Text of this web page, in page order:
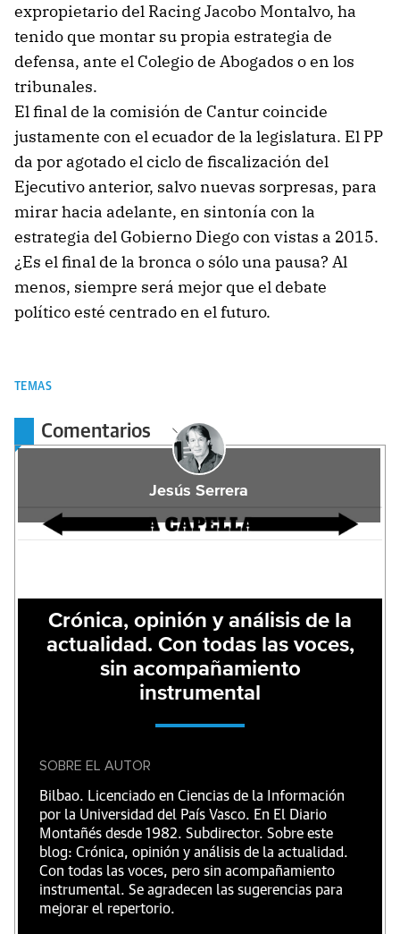
expropietario del Racing Jacobo Montalvo, ha
tenido que montar su propia estrategia de
defensa, ante el Colegio de Abogados o en los
tribunales.
El final de la comisión de Cantur coincide
justamente con el ecuador de la legislatura. El PP
da por agotado el ciclo de fiscalización del
Ejecutivo anterior, salvo nuevas sorpresas, para
mirar hacia adelante, en sintonía con la
estrategia del Gobierno Diego con vistas a 2015.
¿Es el final de la bronca o sólo una pausa? Al
menos, siempre será mejor que el debate
político esté centrado en el futuro.
TEMAS
Comentarios
Jesús Serrera
Crónica, opinión y análisis de la
actualidad. Con todas las voces,
sin acompañamiento
instrumental
SOBRE EL AUTOR
Bilbao. Licenciado en Ciencias de la Información
por la Universidad del País Vasco. En El Diario
Montañés desde 1982. Subdirector. Sobre este
blog: Crónica, opinión y análisis de la actualidad.
Con todas las voces, pero sin acompañamiento
instrumental. Se agradecen las sugerencias para
mejorar el repertorio.